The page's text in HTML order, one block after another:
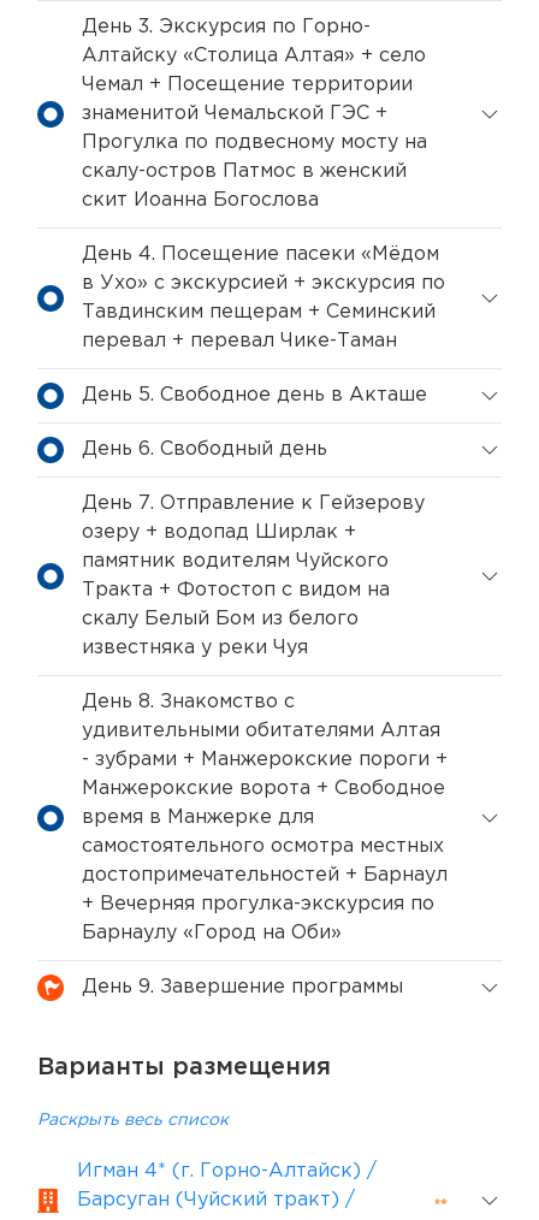
День 3. Экскурсия по Горно-
Алтайску «Столица Алтая» + село
Чемал + Посещение территории
знаменитой Чемальской ГЭС +
Прогулка по подвесному мосту на
скалу-остров Патмос в женский
скит Иоанна Богослова
День 4. Посещение пасеки «Мёдом
в Ухо» с экскурсией + экскурсия по
Тавдинским пещерам + Семинский
перевал + перевал Чике-Таман
День 5. Свободное день в Акташе
День 6. Свободный день
День 7. Отправление к Гейзерову
озеру + водопад Ширлак +
памятник водителям Чуйского
Тракта + Фотостоп с видом на
скалу Белый Бом из белого
известняка у реки Чуя
День 8. Знакомство с
удивительными обитателями Алтая
- зубрами + Манжерокские пороги +
Манжерокские ворота + Свободное
время в Манжерке для
самостоятельного осмотра местных
достопримечательностей + Барнаул
+ Вечерняя прогулка-экскурсия по
Барнаулу «Город на Оби»
День 9. Завершение программы
Варианты размещения
Раскрыть весь список
Игман 4* (г. Горно-Алтайск) /
Барсуган (Чуйский тракт) /